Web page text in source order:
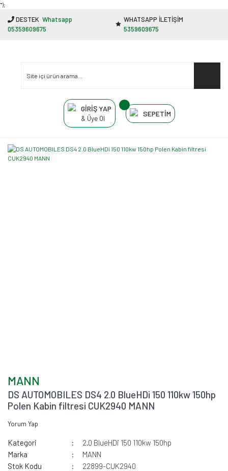
"');
DESTEK Whatsapp
05359609675
WHATSAPP İLETİŞİM
5359609675
GİRİŞ YAP
& Üye Ol
SEPETİM
MANN
DS AUTOMOBILES DS4 2.0 BlueHDi 150 110kw 150hp
Polen Kabin filtresi CUK2940 MANN
Yorum Yap
Kategori
2.0 BlueHDi 150 110kw 150hp
Marka
MANN
Stok Kodu
22899-CUK2940